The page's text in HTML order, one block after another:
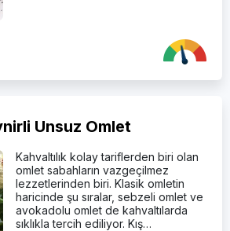
Unsuz Omlet
Kahvaltılık kolay tariflerden biri olan
omlet sabahların vazgeçilmez
lezzetlerinden biri. Klasik omletin
haricinde şu sıralar, sebzeli omlet ve
avokadolu omlet de kahvaltılarda
sıklıkla tercih ediliyor. Kış…